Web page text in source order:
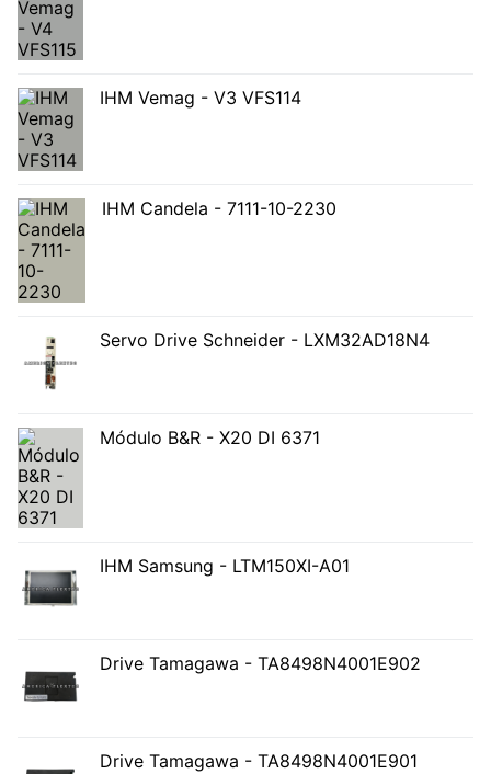
IHM Vemag - V3 VFS114
IHM Candela - 7111-10-2230
Servo Drive Schneider - LXM32AD18N4
Módulo B&R - X20 DI 6371
IHM Samsung - LTM150XI-A01
Drive Tamagawa - TA8498N4001E902
Drive Tamagawa - TA8498N4001E901